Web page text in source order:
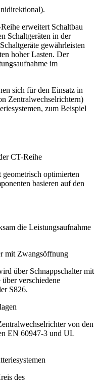
erweitert Schaltbau
Schaltgeräten in der
gewährleisten
hoher Lasten. Der
im
sich für den Einsatz in
Zentralwechselrichtern)
zum Beispiel
CT-Reihe
optimierten
basieren auf den
die Leistungsaufnahme
mit Zwangsöffnung
über Schnappschalter mit
verschiedene
S826.
von den
EN 60947-3 und UL
des